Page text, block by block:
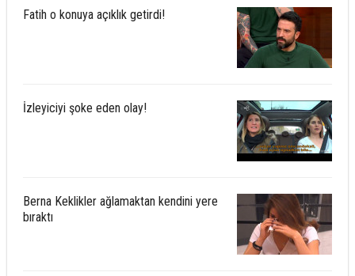
Fatih o konuya açıklık getirdi!
İzleyiciyi şoke eden olay!
Berna Keklikler ağlamaktan kendini yere
bıraktı